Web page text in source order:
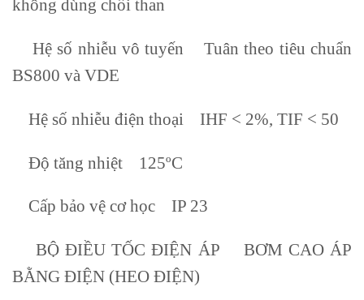
không dùng chổi than
Hệ số nhiễu vô tuyến Tuân theo tiêu chuẩn
BS800 và VDE
Hệ số nhiễu điện thoại IHF < 2%, TIF < 50
Độ tăng nhiệt 125ºC
Cấp bảo vệ cơ học IP 23
BỘ ĐIỀU TỐC ĐIỆN ÁP BƠM CAO ÁP
BẰNG ĐIỆN (HEO ĐIỆN)